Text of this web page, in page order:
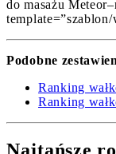
do masażu
Podobne
Ranking
Ranking